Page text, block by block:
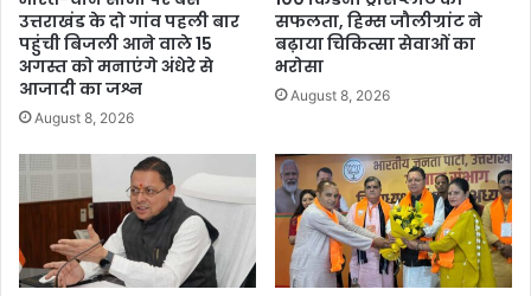
उत्तराखंड के दो गांव पहली बार
पहुंची बिजली आने वाले 15
अगस्त को मनाएंगे अंधेरे से
आजादी का जश्न
August 8, 2026
सफलता, हिम्स जौलीग्रांट ने
बढ़ाया चिकित्सा सेवाओं का
भरोसा
August 8, 2026